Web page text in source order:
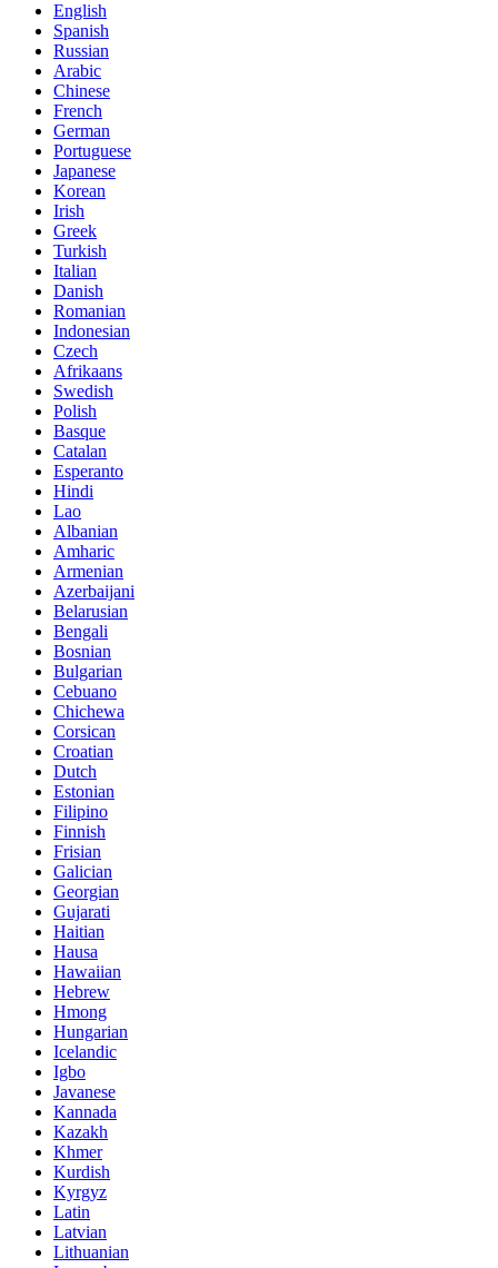
English
Spanish
Russian
Arabic
Chinese
French
German
Portuguese
Japanese
Korean
Irish
Greek
Turkish
Italian
Danish
Romanian
Indonesian
Czech
Afrikaans
Swedish
Polish
Basque
Catalan
Esperanto
Hindi
Lao
Albanian
Amharic
Armenian
Azerbaijani
Belarusian
Bengali
Bosnian
Bulgarian
Cebuano
Chichewa
Corsican
Croatian
Dutch
Estonian
Filipino
Finnish
Frisian
Galician
Georgian
Gujarati
Haitian
Hausa
Hawaiian
Hebrew
Hmong
Hungarian
Icelandic
Igbo
Javanese
Kannada
Kazakh
Khmer
Kurdish
Kyrgyz
Latin
Latvian
Lithuanian